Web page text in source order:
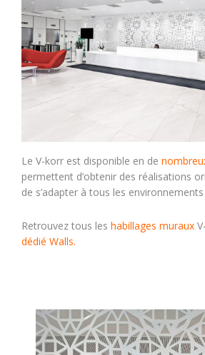
Le V-korr est disponible en de
permettent d’obtenir des réalisations
de s’adapter à tous les
Retrouvez tous les habillages muraux
dédié Walls.